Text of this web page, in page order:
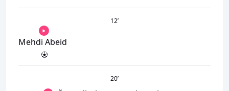
12’
Mehdi Abeid
20’